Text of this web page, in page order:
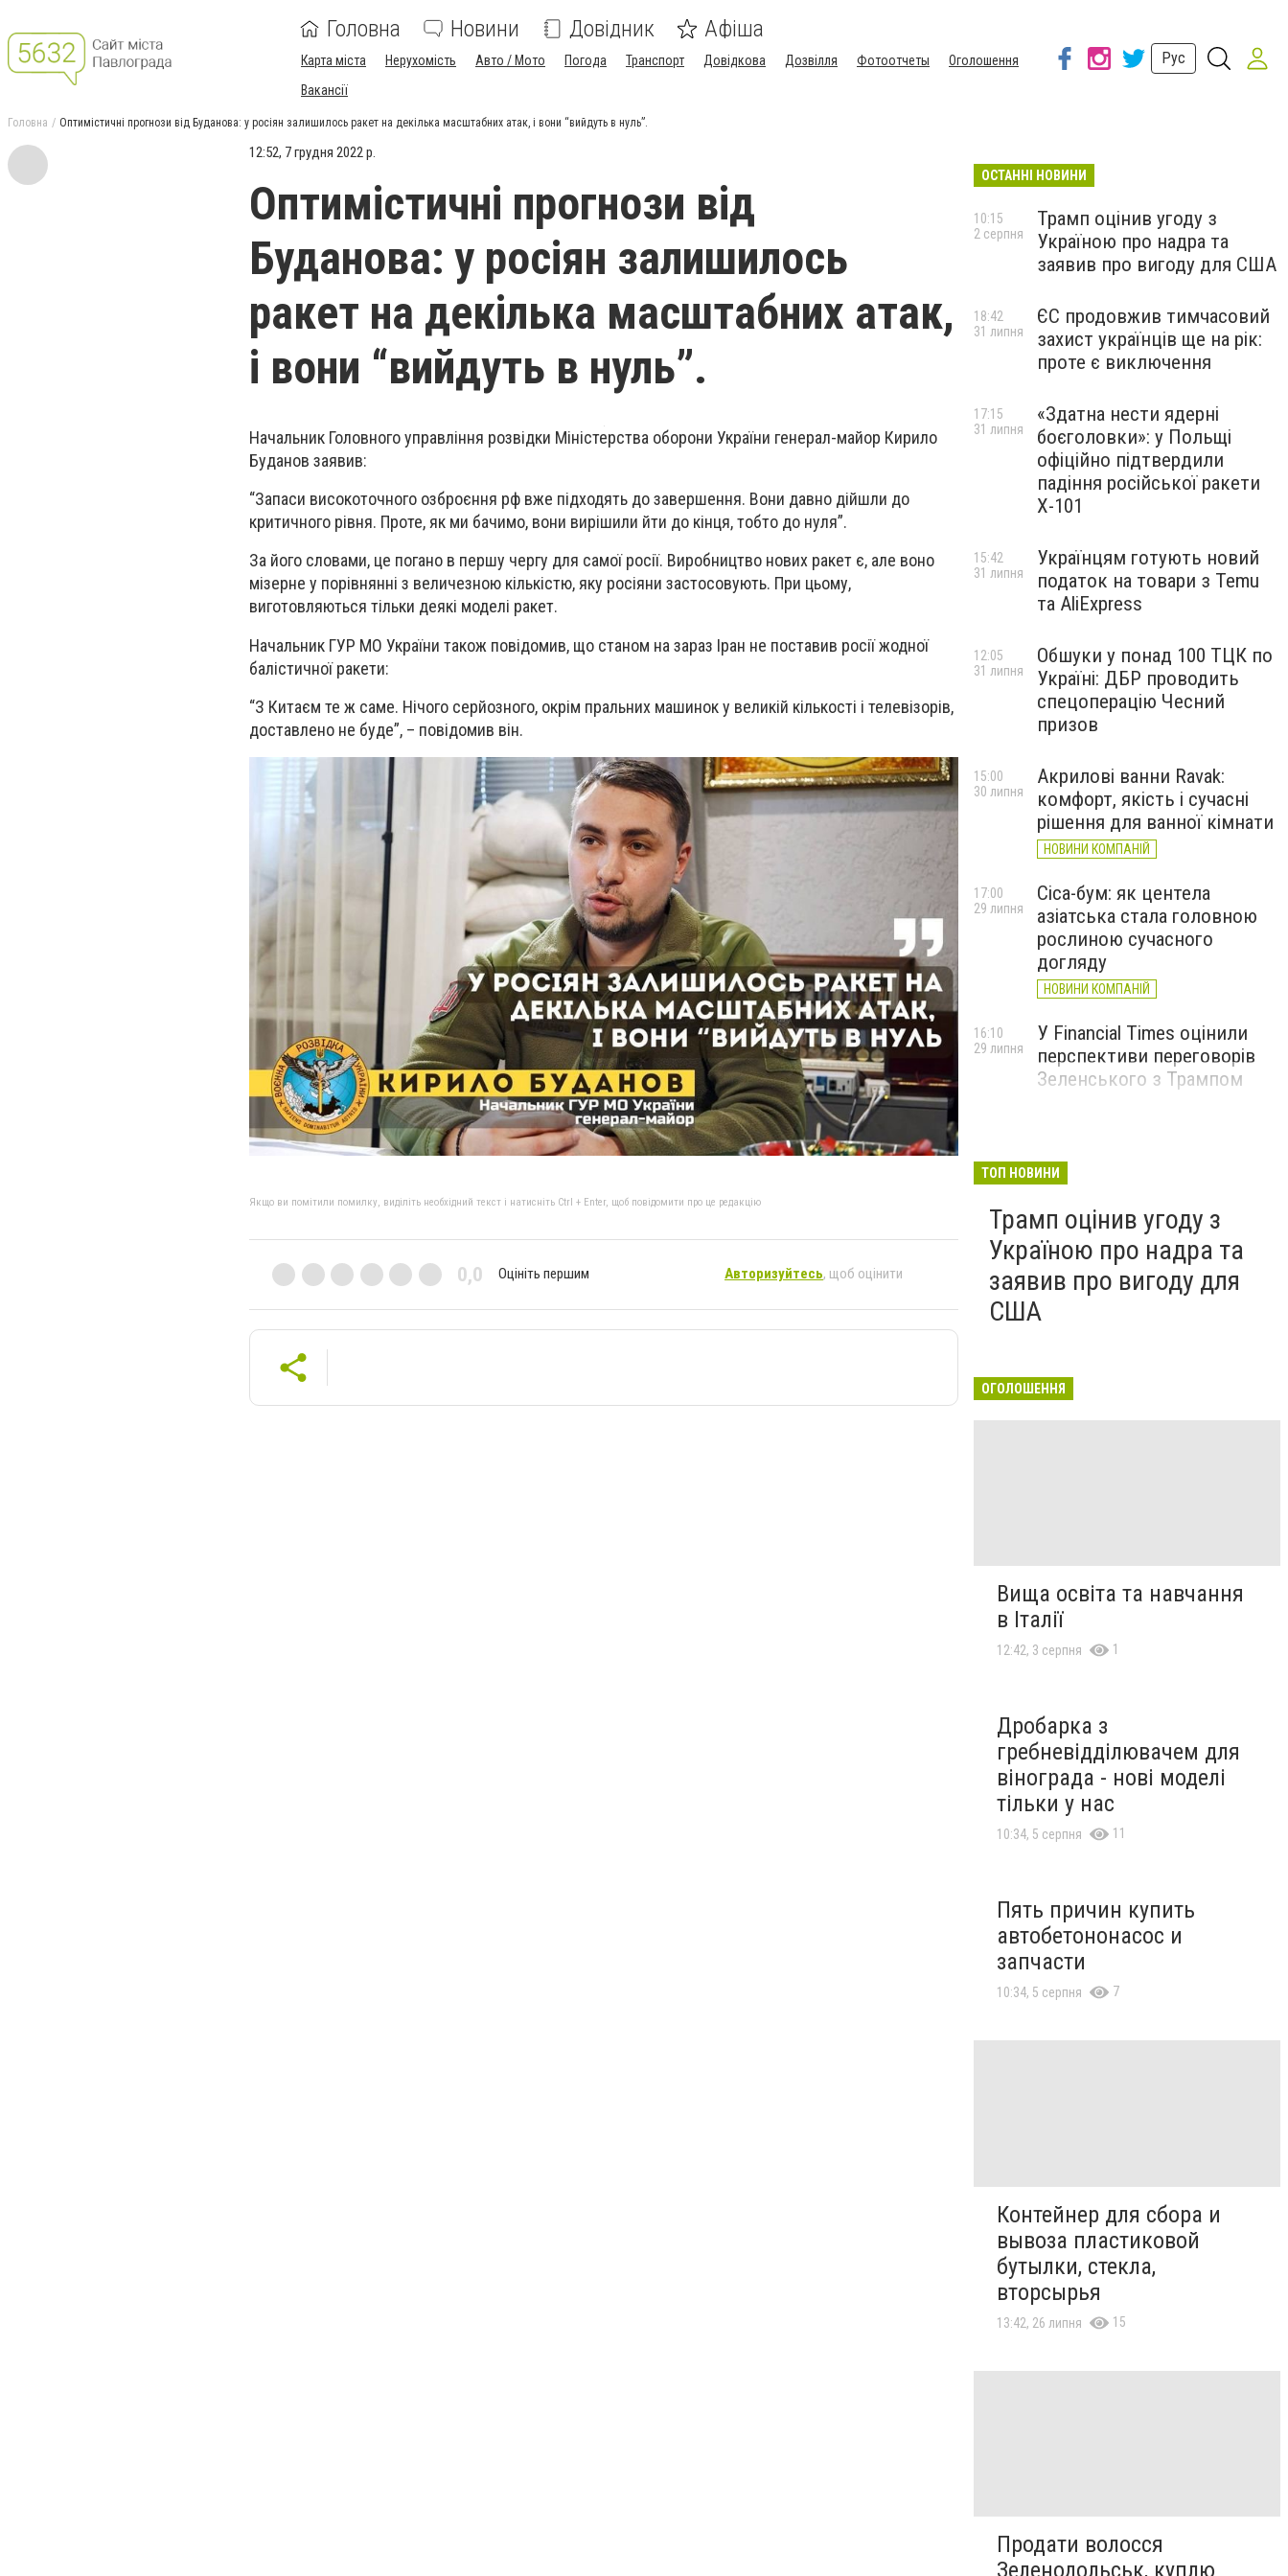
Головна Новини Довідник Афіша
Карта міста Нерухомість Авто / Мото Погода Транспорт Довідкова Дозвілля Фотоотчеты
Оголошення
Вакансії
Рус
Головна Оптимістичні прогнози від Буданова: у росіян залишилось ракет на декілька масштабних атак, і вони “вийдуть в нуль”.
12:52, 7 грудня 2022 р.
Оптимістичні прогнози від
Буданова: у росіян залишилось
ракет на декілька масштабних атак,
і вони “вийдуть в нуль”.
Начальник Головного управління розвідки Міністерства оборони України генерал-майор Кирило
Буданов заявив:
“Запаси високоточного озброєння рф вже підходять до завершення. Вони давно дійшли до
критичного рівня. Проте, як ми бачимо, вони вирішили йти до кінця, тобто до нуля”.
За його словами, це погано в першу чергу для самої росії. Виробництво нових ракет є, але воно
мізерне у порівнянні з величезною кількістю, яку росіяни застосовують. При цьому,
виготовляються тільки деякі моделі ракет.
Начальник ГУР МО України також повідомив, що станом на зараз Іран не поставив росії жодної
балістичної ракети:
“З Китаєм те ж саме. Нічого серйозного, окрім пральних машинок у великій кількості і телевізорів,
доставлено не буде”, – повідомив він.
Якщо ви помітили помилку, виділіть необхідний текст і натисніть Ctrl + Enter, щоб повідомити про це редакцію
0,0 Оцініть першим Авторизуйтесь, щоб оцінити
ОСТАННІ НОВИНИ
Трамп оцінив угоду з
Україною про надра та
заявив про вигоду для США
10:15
2 серпня
ЄС продовжив тимчасовий
захист українців ще на рік:
проте є виключення
18:42
31 липня
«Здатна нести ядерні
боєголовки»: у Польщі
офіційно підтвердили
падіння російської ракети
Х-101
17:15
31 липня
Українцям готують новий
податок на товари з Temu
та AliExpress
15:42
31 липня
Обшуки у понад 100 ТЦК по
Україні: ДБР проводить
спецоперацію Чесний
призов
12:05
31 липня
Акрилові ванни Ravak:
комфорт, якість і сучасні
рішення для ванної кімнати
НОВИНИ КОМПАНІЙ
15:00
30 липня
Cica-бум: як центела
азіатська стала головною
рослиною сучасного
догляду
НОВИНИ КОМПАНІЙ
17:00
29 липня
У Financial Times оцінили
перспективи переговорів
Зеленського з Трампом
16:10
29 липня
ТОП НОВИНИ
Трамп оцінив угоду з
Україною про надра та
заявив про вигоду для
США
ОГОЛОШЕННЯ
Вища освіта та навчання
в Італії
12:42, 3 серпня 1
Дробарка з
гребневідділювачем для
вінограда - нові моделі
тільки у нас
10:34, 5 серпня 11
Пять причин купить
автобетононасос и
запчасти
10:34, 5 серпня 7
Контейнер для сбора и
вывоза пластиковой
бутылки, стекла,
вторсырья
13:42, 26 липня 15
Продати волосся
Зеленодольськ, куплю